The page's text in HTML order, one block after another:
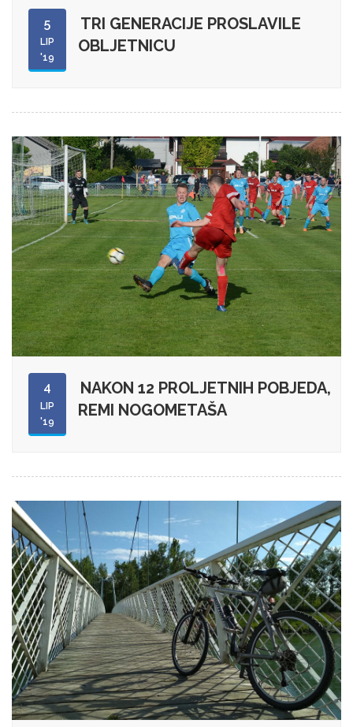
5
LIP
'19
TRI GENERACIJE PROSLAVILE
OBLJETNICU
4
LIP
'19
NAKON 12 PROLJETNIH POBJEDA,
REMI NOGOMETAŠA